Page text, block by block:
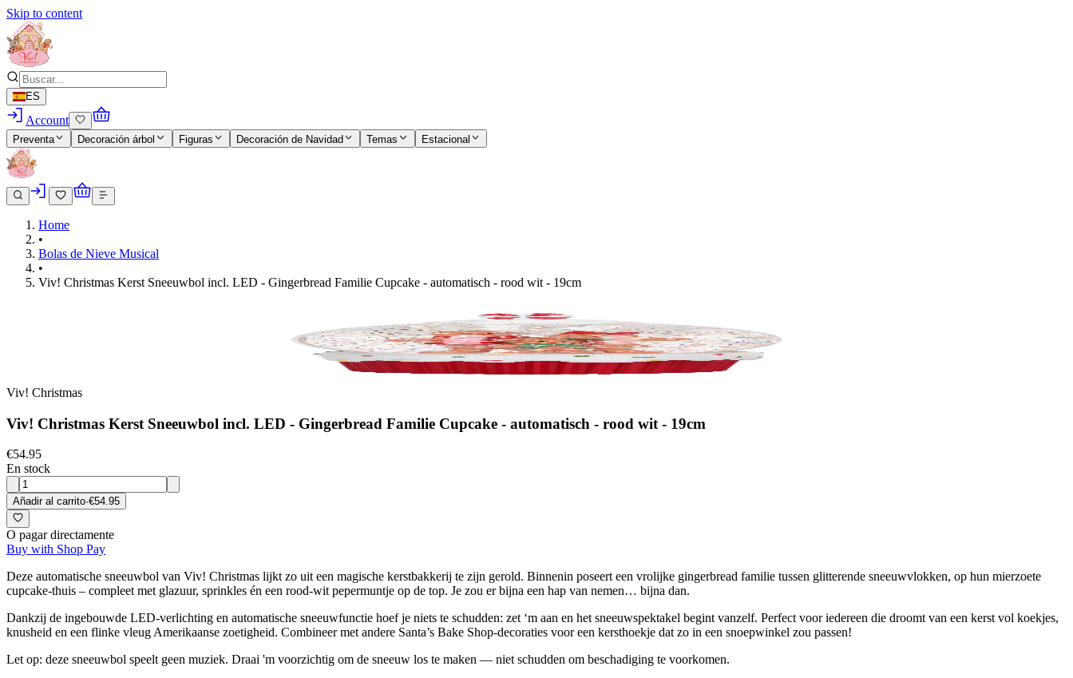
Skip to content
ES
Account
Preventa Decoración árbol Figuras Decoración de Navidad Temas Estacional
Home
•
Bolas de Nieve Musical
•
Viv! Christmas Kerst Sneeuwbol incl. LED - Gingerbread Familie Cupcake - automatisch - rood wit - 19cm
Viv! Christmas
Viv! Christmas Kerst Sneeuwbol incl. LED - Gingerbread Familie Cupcake - automatisch - rood wit - 19cm
€54.95
En stock
Añadir al carrito·€54.95
O pagar directamente
Buy with Shop Pay
Deze automatische sneeuwbol van Viv! Christmas lijkt zo uit een magische kerstbakkerij te zijn gerold. Binnenin poseert een vrolijke gingerbread familie tussen glitterende sneeuwvlokken, op hun mierzoete
cupcake-thuis – compleet met glazuur, sprinkles én een rood-wit pepermuntje op de top. Je zou er bijna een hap van nemen… bijna dan.
Dankzij de ingebouwde LED-verlichting en automatische sneeuwfunctie hoef je niets te schudden: zet ‘m aan en het sneeuwspektakel begint vanzelf. Perfect voor iedereen die droomt van een kerst vol koekjes,
knusheid en een flinke vleug Amerikaanse zoetigheid. Combineer met andere Santa’s Bake Shop-decoraties voor een kersthoekje dat zo in een snoepwinkel zou passen!
Let op: deze sneeuwbol speelt geen muziek. Draai 'm voorzichtig om de sneeuw los te maken — niet schudden om beschadiging te voorkomen.